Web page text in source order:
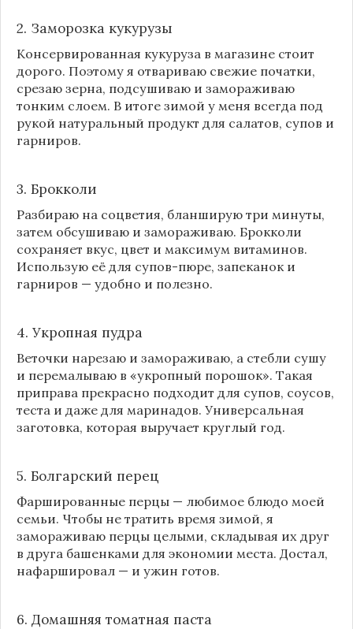
2. Заморозка кукурузы
Консервированная кукуруза в магазине стоит
дорого. Поэтому я отвариваю свежие початки,
срезаю зерна, подсушиваю и замораживаю
тонким слоем. В итоге зимой у меня всегда под
рукой натуральный продукт для салатов, супов и
гарниров.
3. Брокколи
Разбираю на соцветия, бланширую три минуты,
затем обсушиваю и замораживаю. Брокколи
сохраняет вкус, цвет и максимум витаминов.
Использую её для супов-пюре, запеканок и
гарниров — удобно и полезно.
4. Укропная пудра
Веточки нарезаю и замораживаю, а стебли сушу
и перемалываю в «укропный порошок». Такая
приправа прекрасно подходит для супов, соусов,
теста и даже для маринадов. Универсальная
заготовка, которая выручает круглый год.
5. Болгарский перец
Фаршированные перцы — любимое блюдо моей
семьи. Чтобы не тратить время зимой, я
замораживаю перцы целыми, складывая их друг
в друга башенками для экономии места. Достал,
нафаршировал — и ужин готов.
6. Домашняя томатная паста